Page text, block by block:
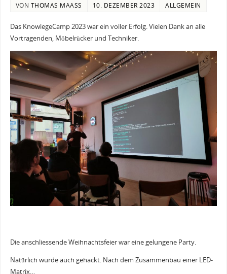
VON THOMAS MAASS 10. DEZEMBER 2023 ALLGEMEIN
Das KnowlegeCamp 2023 war ein voller Erfolg. Vielen Dank an alle
Vortragenden, Möbelrücker und Techniker.
Die anschliessende Weihnachtsfeier war eine gelungene Party.
Natürlich wurde auch gehackt. Nach dem Zusammenbau einer LED-
Matrix…